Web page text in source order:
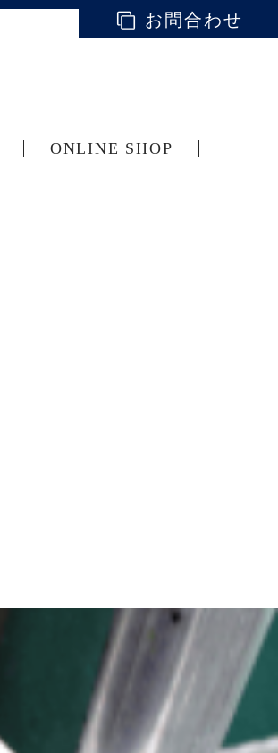
お問合わせ
ONLINE SHOP